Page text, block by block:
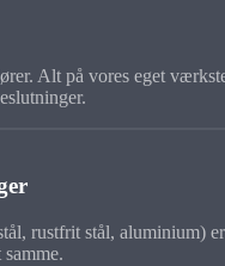
Alt på vores eget
rustfrit stål, aluminium)